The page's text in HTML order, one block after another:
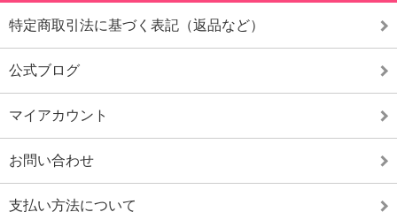
特定商取引法に基づく表記（返品など）
公式ブログ
マイアカウント
お問い合わせ
支払い方法について